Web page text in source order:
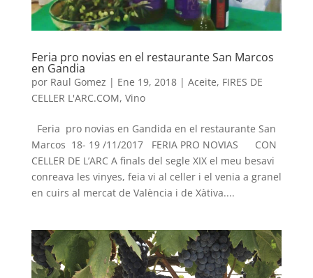
Feria pro novias en el restaurante San Marcos
en Gandia
por Raul Gomez | Ene 19, 2018| Aceite, FIRES DE
CELLER L'ARC.COM, Vino
Feria pro novias en Gandida en el restaurante San
Marcos 18- 19 /11/2017 FERIA PRO NOVIAS CON
CELLER DE L’ARC A finals del segle XIX el meu besavi
conreava les vinyes, feia vi al celler i el venia a granel
en cuirs al mercat de València i de Xàtiva....